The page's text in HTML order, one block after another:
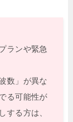
ランや緊急
数」が異な
る可能性が
する方は、